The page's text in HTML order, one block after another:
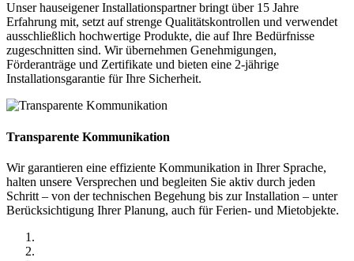
Unser hauseigener Installationspartner bringt über 15 Jahre
Erfahrung mit, setzt auf strenge Qualitätskontrollen und verwendet
ausschließlich hochwertige Produkte, die auf Ihre Bedürfnisse
zugeschnitten sind. Wir übernehmen Genehmigungen,
Förderanträge und Zertifikate und bieten eine 2-jährige
Installationsgarantie für Ihre Sicherheit.
Transparente Kommunikation
Wir garantieren eine effiziente Kommunikation in Ihrer Sprache,
halten unsere Versprechen und begleiten Sie aktiv durch jeden
Schritt – von der technischen Begehung bis zur Installation – unter
Berücksichtigung Ihrer Planung, auch für Ferien- und Mietobjekte.